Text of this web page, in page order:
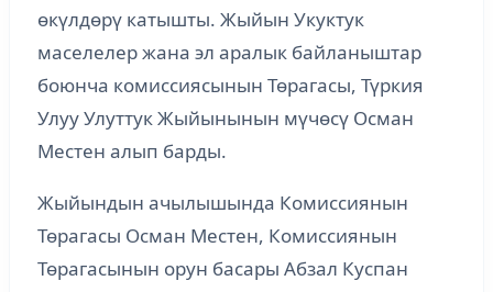
өкүлдөрү катышты. Жыйын Укуктук
маселелер жана эл аралык байланыштар
боюнча комиссиясынын Төрагасы, Түркия
Улуу Улуттук Жыйынынын мүчөсү Осман
Местен алып барды.
Жыйындын ачылышында Комиссиянын
Төрагасы Осман Местен, Комиссиянын
Төрагасынын орун басары Абзал Куспан